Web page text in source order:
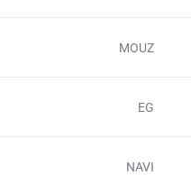
MOUZ
EG
NAVI